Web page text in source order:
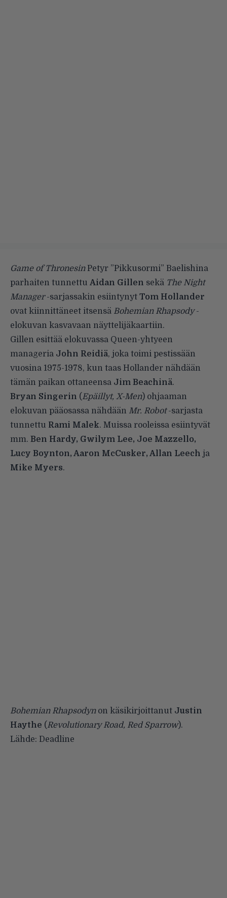
Game of ThronesinPetyr ”Pikkusormi” Baelishina
parhaiten tunnettu Aidan Gillen sekä The Night
Manager-sarjassakin esiintynyt Tom Hollander
ovat kiinnittäneet itsensä Bohemian Rhapsody-
elokuvan kasvavaan näyttelijäkaartiin.
Gillen esittää elokuvassa Queen-yhtyeen
manageria John Reidiä, joka toimi pestissään
vuosina 1975-1978, kun taas Hollander nähdään
tämän paikan ottaneensa Jim Beachinä.
Bryan Singerin (Epäillyt, X-Men) ohjaaman
elokuvan pääosassa nähdään Mr. Robot-sarjasta
tunnettu Rami Malek. Muissa rooleissa esiintyvät
mm. Ben Hardy, Gwilym Lee, Joe Mazzello,
Lucy Boynton, Aaron McCusker, Allan Leech ja
Mike Myers.
Bohemian Rhapsodynon käsikirjoittanut Justin
Haythe (Revolutionary Road, Red Sparrow).
Lähde: Deadline